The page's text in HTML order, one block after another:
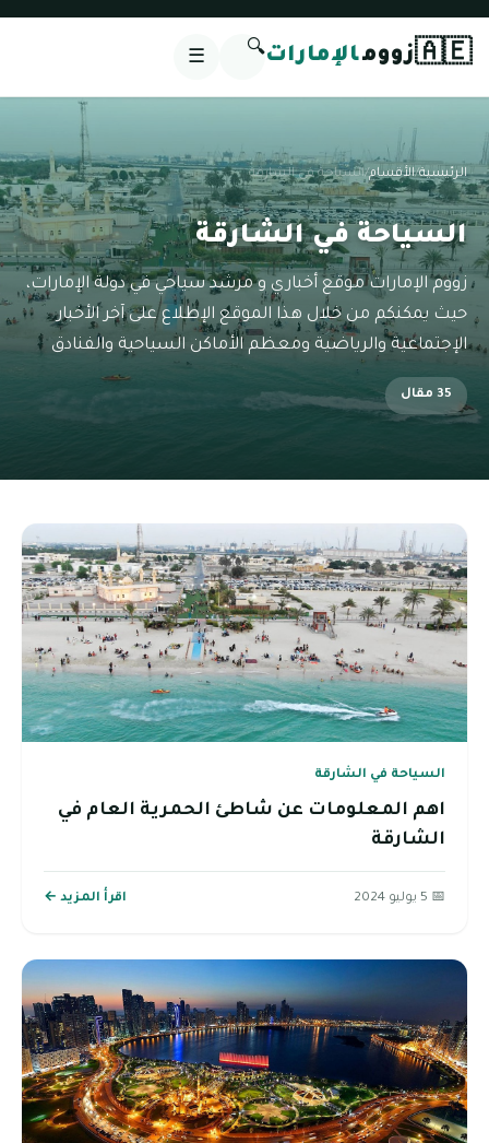
🇦🇪زوومالإمارات🔍
☰
الرئيسية/الأقسام/السياحة في الشارقة
السياحة في الشارقة
زووم الإمارات موقع أخباري و مرشد سياحي في دولة الإمارات،
حيث يمكنكم من خلال هذا الموقع الإطلاع على آخر الأخبار
الإجتماعية والرياضية ومعظم الأماكن السياحية والفنادق
35 مقال
السياحة في الشارقة
اهم المعلومات عن شاطئ الحمرية العام في
الشارقة
📅 5 يوليو 2024 اقرأ المزيد ←